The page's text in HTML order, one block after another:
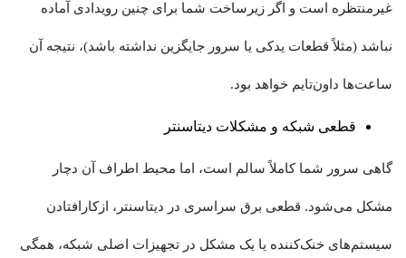
غیرمنتظره است و اگر زیرساخت شما برای چنین رویدادی آماده
نباشد (مثلاً قطعات یدکی یا سرور جایگزین نداشته باشد)، نتیجه آن
ساعت‌ها داون‌تایم خواهد بود.
قطعی شبکه و مشکلات دیتاسنتر
گاهی سرور شما کاملاً سالم است، اما محیط اطراف آن دچار
مشکل می‌شود. قطعی برق سراسری در دیتاسنتر، ازکارافتادن
سیستم‌های خنک‌کننده یا یک مشکل در تجهیزات اصلی شبکه، همگی